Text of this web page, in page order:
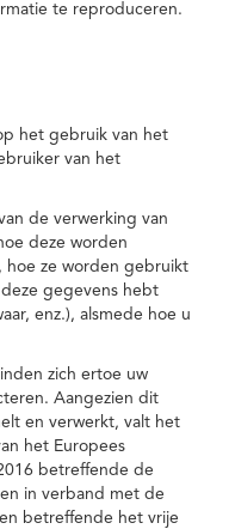
te reproduceren.
het gebruik van het
van het
de verwerking van
deze worden
hoe ze worden gebruikt
gegevens hebt
enz.), alsmede hoe u
zich ertoe uw
Aangezien dit
en verwerkt, valt het
het Europees
betreffende de
in verband met de
betreffende het vrije